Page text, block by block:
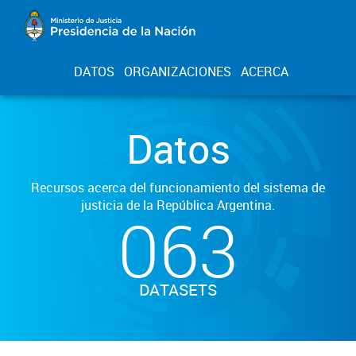
DATOS ORGANIZACIONES ACERCA
Datos
Recursos acerca del funcionamiento del sistema de
justicia de la República Argentina.
063
DATASETS